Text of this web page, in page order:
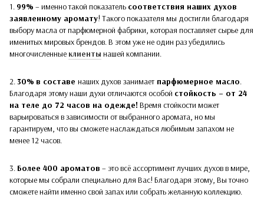
1. 99% – именно такой показатель соответствия наших духов
заявленному аромату! Такого показателя мы достигли благодаря
выбору масла от парфюмерной фабрики, которая поставляет сырье для
именитых мировых брендов. В этом уже не один раз убедились
многочисленные клиенты нашей компании.
2.30% в составе наших духов занимает парфюмерное масло.
Благодаря этому наши духи отличаются особой стойкость – от 24
на теле до 72 часов на одежде! Время стойкости может
варьироваться в зависимости от выбранного аромата, но мы
гарантируем, что вы сможете наслаждаться любимым запахом не
менее 12 часов.
3. Более 400 ароматов – это всё ассортимент лучших духов в мире,
которые мы собрали специально для Вас! Благодаря этому, Вы точно
сможете найти именно свой запах или собрать желанную коллекцию.